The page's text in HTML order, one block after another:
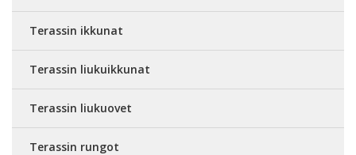
Terassin ikkunat
Terassin liukuikkunat
Terassin liukuovet
Terassin rungot